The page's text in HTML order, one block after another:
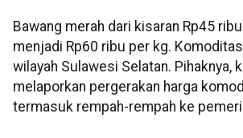
Bawang merah dari kisaran Rp45
menjadi Rp60 ribu per kg.
wilayah Sulawesi Selatan. Pihaknya,
melaporkan pergerakan harga
termasuk rempah-rempah ke